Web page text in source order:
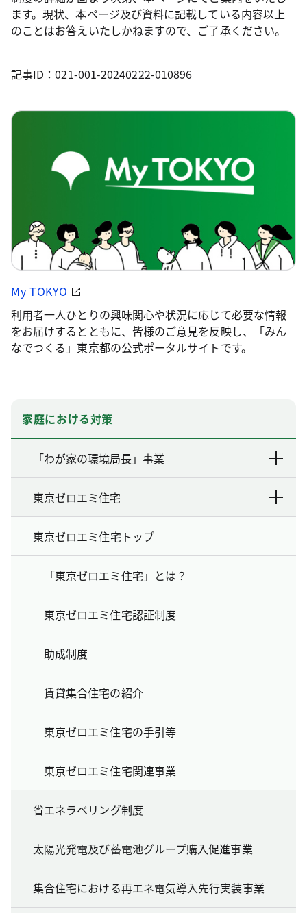
ます。現状、本ページ及び資料に記載している内容以上
のことはお答えいたしかねますので、ご了承ください。
記事ID：021-001-20240222-010896
My TOKYO
利用者一人ひとりの興味関心や状況に応じて必要な情報
をお届けするとともに、皆様のご意見を反映し、「みん
なでつくる」東京都の公式ポータルサイトです。
家庭における対策
「わが家の環境局長」事業
東京ゼロエミ住宅
東京ゼロエミ住宅トップ
「東京ゼロエミ住宅」とは？
東京ゼロエミ住宅認証制度
助成制度
賃貸集合住宅の紹介
東京ゼロエミ住宅の手引等
東京ゼロエミ住宅関連事業
省エネラベリング制度
太陽光発電及び蓄電池グループ購入促進事業
集合住宅における再エネ電気導入先行実装事業